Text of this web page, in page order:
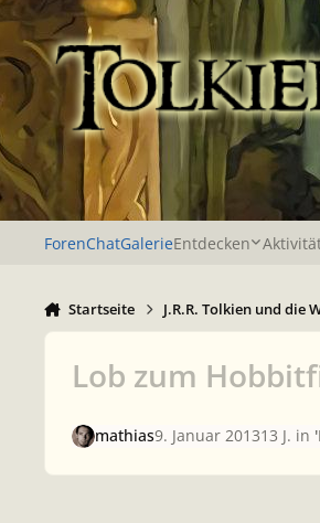
Zu Inhalt springen
ForenChatGalerieEntdecken
Startseite J.R.R. Tolkien und die
Lob zum
mathias9. Januar 201313 J. in